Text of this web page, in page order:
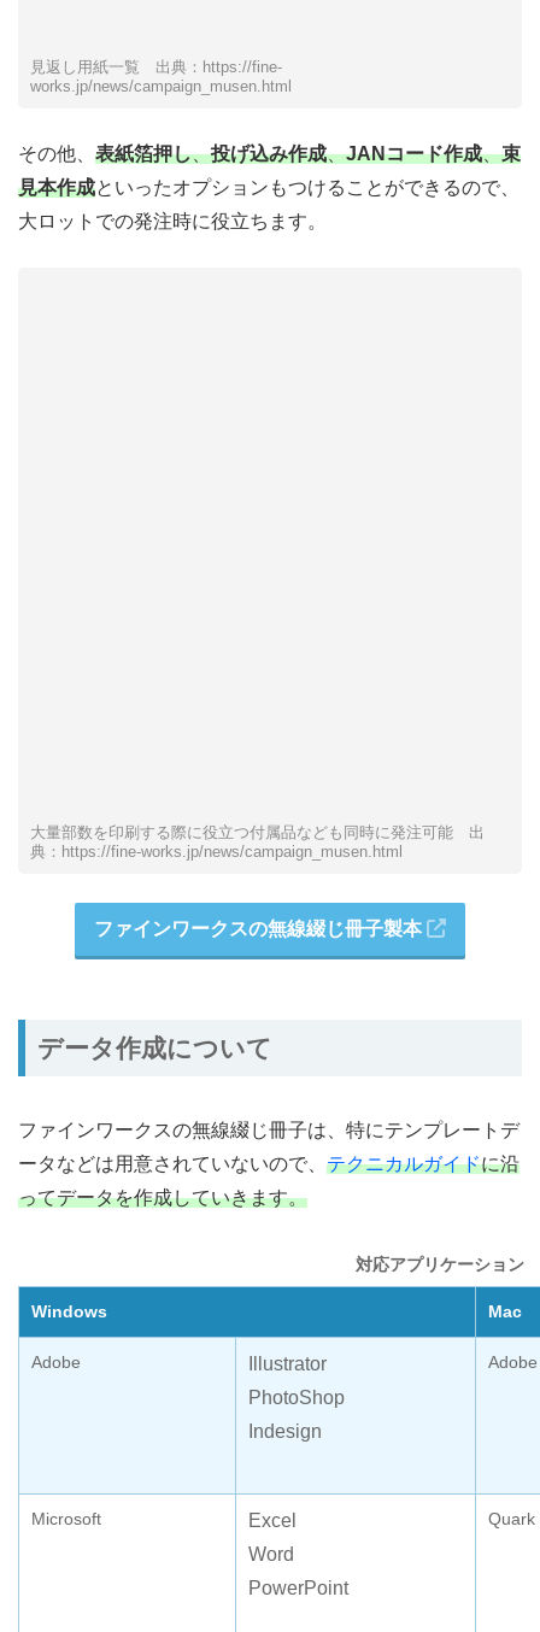
見返し用紙一覧 出典：https://fine-
works.jp/news/campaign_musen.html
その他、 表紙箔押し、投げ込み作成、JANコード作成、束
見本作成といったオプションもつけることができるので、
大ロットでの発注時に役立ちます。
大量部数を印刷する際に役立つ付属品なども同時に発注可能 出
典：https://fine-works.jp/news/campaign_musen.html
ファインワークスの無線綴じ冊子製本
データ作成について
ファインワークスの無線綴じ冊子は、特にテンプレートデ
ータなどは用意されていないので、 テクニカルガイドに沿
ってデータを作成していきます。
対応アプリケーション
Windows Mac
Adobe
Illustrator
PhotoShop
Indesign
Adobe
Microsoft
Excel
Word
PowerPoint
Quark